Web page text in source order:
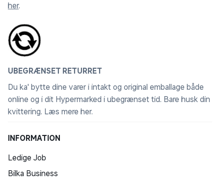
her.
UBEGRÆNSET RETURRET
Du ka' bytte dine varer i intakt og original emballage både
online og i dit Hypermarked i ubegrænset tid. Bare husk din
kvittering. Læs mere her.
INFORMATION
Ledige Job
Bilka Business